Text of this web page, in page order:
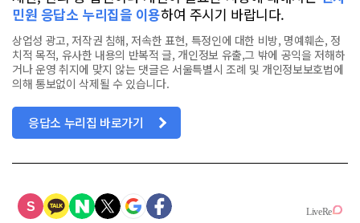
민원 응답소 누리집을 이용하여 주시기 바랍니다.
상업성 광고, 저작권 침해, 저속한 표현, 특정인에 대한 비방, 명예훼손, 정
치적 목적, 유사한 내용의 반복적 글, 개인정보 유출,그 밖에 공익을 저해하
거나 운영 취지에 맞지 않는 댓글은 서울특별시 조례 및 개인정보보호법에
의해 통보없이 삭제될 수 있습니다.
응답소 누리집 바로가기